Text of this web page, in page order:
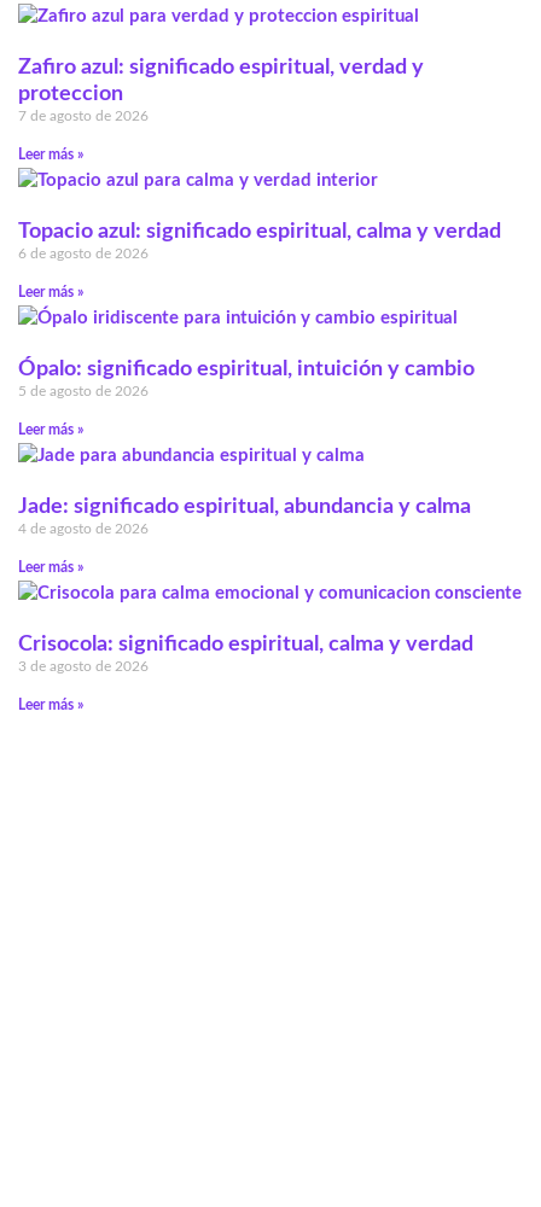
Zafiro azul: significado espiritual, verdad y
proteccion
7 de agosto de 2026
Leer más »
Topacio azul: significado espiritual, calma y verdad
6 de agosto de 2026
Leer más »
Ópalo: significado espiritual, intuición y cambio
5 de agosto de 2026
Leer más »
Jade: significado espiritual, abundancia y calma
4 de agosto de 2026
Leer más »
Crisocola: significado espiritual, calma y verdad
3 de agosto de 2026
Leer más »